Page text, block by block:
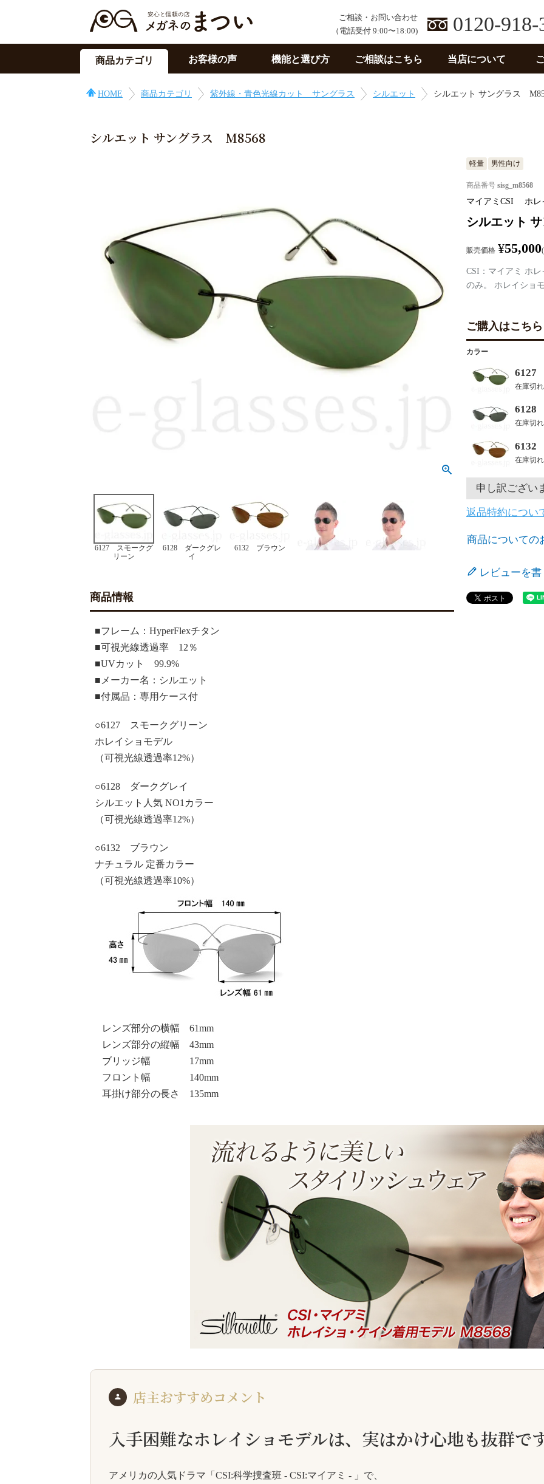
ご相談・お問い合わせ
（電話受付 9:00〜18:00)
0120-918-
商品カテゴリ お客様の声 機能と選び方 ご相談はこちら 当店について
HOME 商品カテゴリ 紫外線・青色光線カット サングラス シルエット シルエット サングラス
シルエット サングラス M8568
6127 スモークグ
リーン
6128 ダークグレ
イ
6132 ブラウン
商品情報
■フレーム：HyperFlexチタン
■可視光線透過率 12％
■UVカット 99.9%
■メーカー名：シルエット
■付属品：専用ケース付
○6127 スモークグリーン
ホレイショモデル
（可視光線透過率12%）
○6128 ダークグレイ
シルエット人気 NO1カラー
（可視光線透過率12%）
○6132 ブラウン
ナチュラル 定番カラー
（可視光線透過率10%）
レンズ部分の横幅 61mm
レンズ部分の縦幅 43mm
ブリッジ幅 17mm
フロント幅 140mm
耳掛け部分の長さ 135mm
軽量 男性向け
商品番号 sisg_m8568
マイアミCSI ホレ
シルエット
販売価格 ¥55,000
CSI：マイアミ ホ
のみ。 ホレイショ
ご購入はこちら
カラー
6127
在庫切れ
6128
在庫切れ
6132
在庫切れ
申し訳ござい
返品特約につい
商品についての
レビューを書
店主おすすめコメント
入手困難なホレイショモデルは、実はかけ心地も抜群で
アメリカの人気ドラマ「CSI:科学捜査班 - CSI:マイアミ - 」で、